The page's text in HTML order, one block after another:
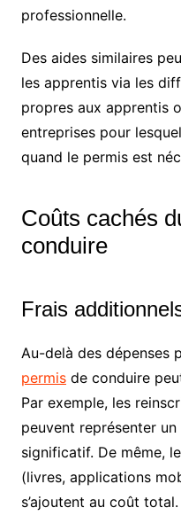
professionnelle.
Des aides similaires
les apprentis via les
propres aux apprentis
entreprises pour
quand le permis est
Coûts cachés
conduire
Frais
Au-delà des dépenses
permisde conduire
Par exemple, les
peuvent représenter
significatif. De même,
(livres, applications
s’ajoutent au coût total.